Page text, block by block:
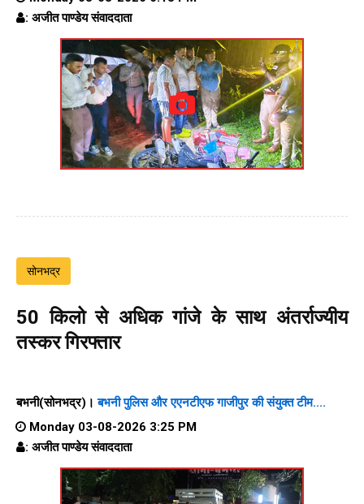
: अजीत पाण्डेय संवाददाता
सोनभद्र
50 किलो से अधिक गांजे के साथ अंतर्राज्यीय
तस्कर गिरफ्तार
बभनी(सोनभद्र)।बभनी पुलिस और एएनटीएफ गाजीपुर की संयुक्त टीम....
Monday 03-08-2026 3:25 PM
: अजीत पाण्डेय संवाददाता